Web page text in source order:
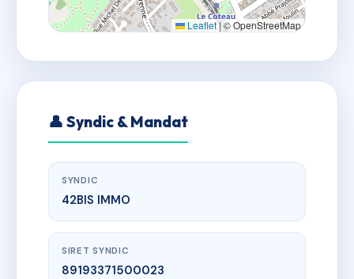
Leaflet|© OpenStreetMap
👤 Syndic & Mandat
SYNDIC
42BIS IMMO
SIRET SYNDIC
89193371500023